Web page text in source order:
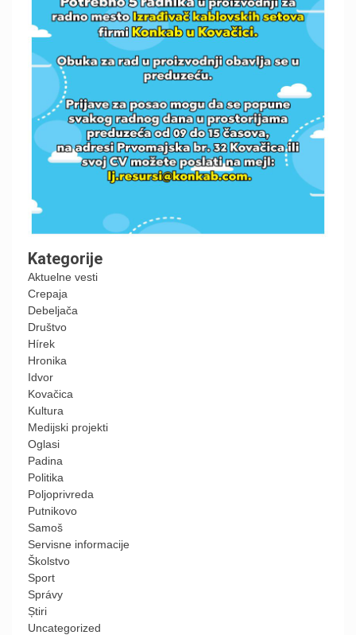
Kategorije
Aktuelne vesti
Crepaja
Debeljača
Društvo
Hírek
Hronika
Idvor
Kovačica
Kultura
Medijski projekti
Oglasi
Padina
Politika
Poljoprivreda
Putnikovo
Samoš
Servisne informacije
Školstvo
Sport
Správy
Știri
Uncategorized